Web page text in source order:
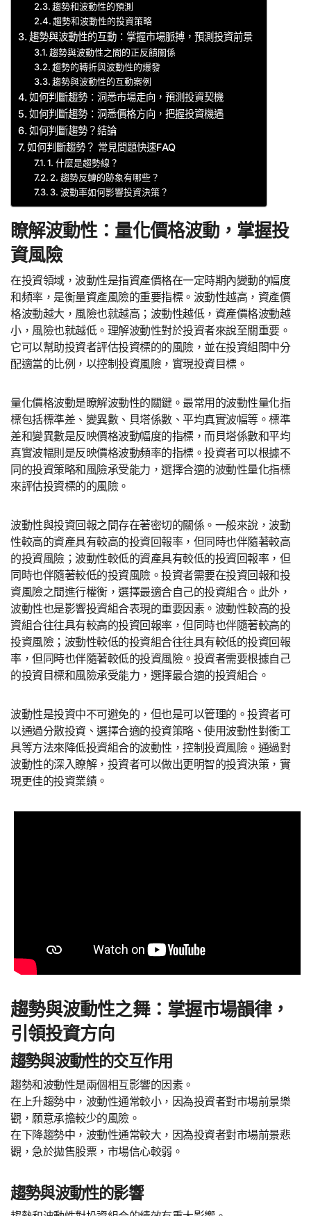
趨勢和波動性的預測
趨勢和波動性的投資策略
趨勢與波動性的互動：掌握市場脈搏，預測投資前景
趨勢與波動性之間的正反饋關係
趨勢的轉折與波動性的爆發
趨勢與波動性的互動案例
如何判斷趨勢：洞悉市場走向，預測投資契機
如何判斷趨勢：洞悉價格方向，把握投資機遇
如何判斷趨勢？結論
如何判斷趨勢？ 常見問題快速FAQ
1. 什麼是趨勢線？
2. 趨勢反轉的跡象有哪些？
3. 波動率如何影響投資決策？
瞭解波動性：量化價格波動，掌握投
資風險
在投資領域，波動性是指資產價格在一定時期內變動的幅度
和頻率，是衡量資產風險的重要指標。波動性越高，資產價
格波動越大，風險也就越高；波動性越低，資產價格波動越
小，風險也就越低。理解波動性對於投資者來說至關重要。
它可以幫助投資者評估投資標的的風險，並在投資組閤中分
配適當的比例，以控制投資風險，實現投資目標。
量化價格波動是瞭解波動性的關鍵。最常用的波動性量化指
標包括標準差、變異數、貝塔係數、平均真實波幅等。標準
差和變異數是反映價格波動幅度的指標，而貝塔係數和平均
真實波幅則是反映價格波動頻率的指標。投資者可以根據不
同的投資策略和風險承受能力，選擇合適的波動性量化指標
來評估投資標的的風險。
波動性與投資回報之間存在著密切的關係。一般來說，波動
性較高的資產具有較高的投資回報率，但同時也伴隨著較高
的投資風險；波動性較低的資產具有較低的投資回報率，但
同時也伴隨著較低的投資風險。投資者需要在投資回報和投
資風險之間進行權衡，選擇最適合自己的投資組合。此外，
波動性也是影響投資組合表現的重要因素。波動性較高的投
資組合往往具有較高的投資回報率，但同時也伴隨著較高的
投資風險；波動性較低的投資組合往往具有較低的投資回報
率，但同時也伴隨著較低的投資風險。投資者需要根據自己
的投資目標和風險承受能力，選擇最合適的投資組合。
波動性是投資中不可避免的，但也是可以管理的。投資者可
以通過分散投資、選擇合適的投資策略、使用波動性對衝工
具等方法來降低投資組合的波動性，控制投資風險。通過對
波動性的深入瞭解，投資者可以做出更明智的投資決策，實
現更佳的投資業績。
趨勢與波動性之舞：掌握市場韻律，
引領投資方向
趨勢與波動性的交互作用
趨勢和波動性是兩個相互影響的因素。
在上升趨勢中，波動性通常較小，因為投資者對市場前景樂
觀，願意承擔較少的風險。
在下降趨勢中，波動性通常較大，因為投資者對市場前景悲
觀，急於拋售股票，市場信心較弱。
趨勢與波動性的影響